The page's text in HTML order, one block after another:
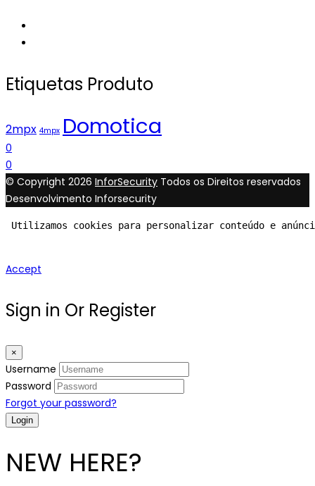
Etiquetas Produto
2mpx 4mpx Domotica
0
0
© Copyright 2026 InforSecurity Todos os Direitos reservados
Desenvolvimento Inforsecurity
Utilizamos cookies para personalizar conteúdo e
Accept
Sign in Or Register
×
Username
Password
Forgot your password?
NEW HERE?